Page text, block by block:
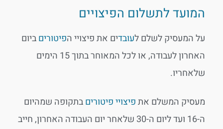
המועד לתשלום הפיצויים
על המעסיק לשלם לעובדים את פיצויי הפיטוריםביום
האחרון לעבודה, או לכל המאוחר בתוך 15 הימים
שלאחריו.
מעסיק המשלם אתפיצויי פיטוריםבתקופה שמהיום
ה-16 ועד ליום ה-30 שלאחר יום העבודה האחרון, חייב